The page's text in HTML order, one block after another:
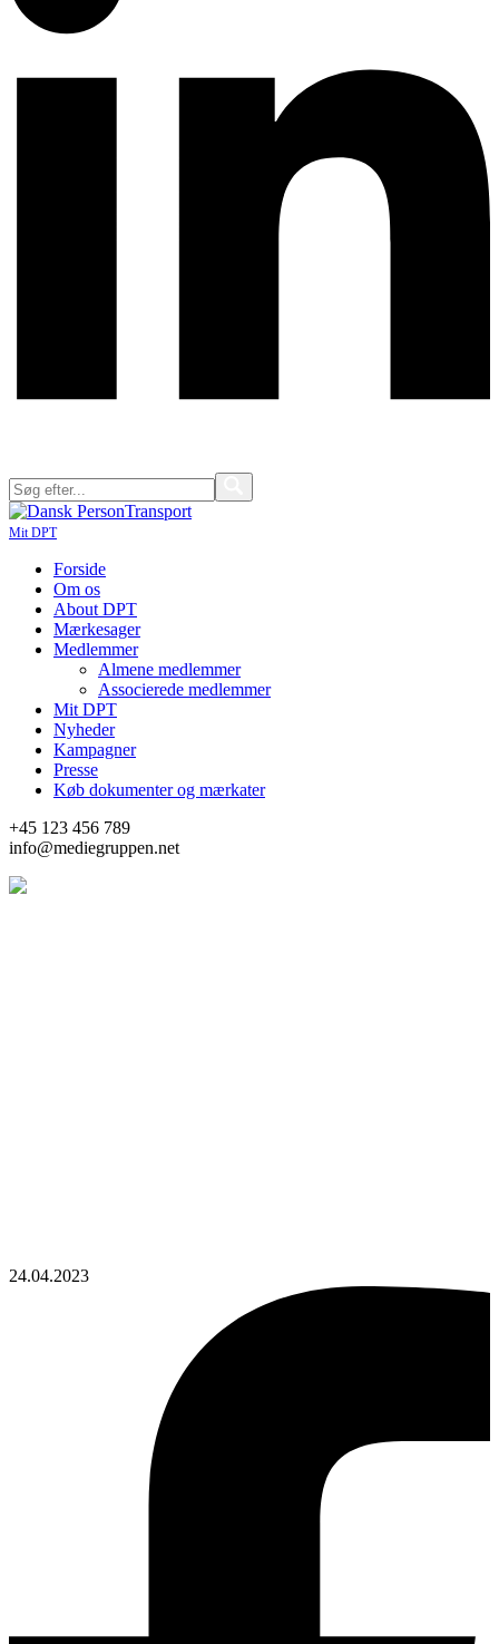
Mit DPT
Forside
Om os
About DPT
Mærkesager
Medlemmer
Almene medlemmer
Associerede medlemmer
Mit DPT
Nyheder
Kampagner
Presse
Køb dokumenter og mærkater
+45 123 456 789
info@mediegruppen.net
24.04.2023